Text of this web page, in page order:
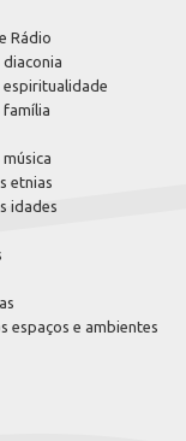
Rádio
espiritualidade
família
etnias
idades
espaços e ambientes